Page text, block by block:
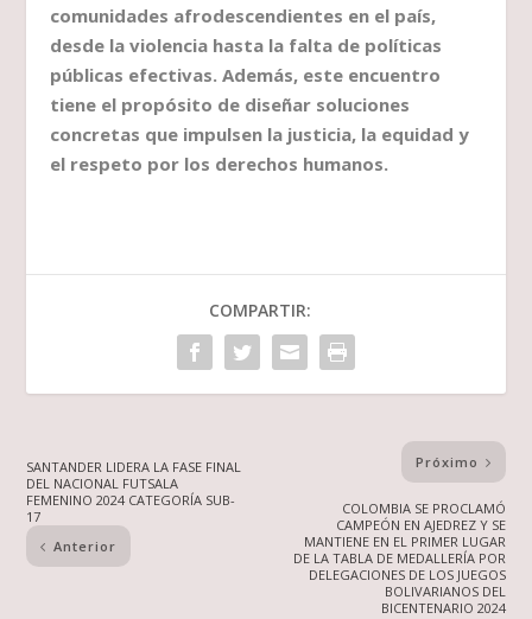
comunidades afrodescendientes en el país,
desde la violencia hasta la falta de políticas
públicas efectivas. Además, este encuentro
tiene el propósito de diseñar soluciones
concretas que impulsen la justicia, la equidad y
el respeto por los derechos humanos.
COMPARTIR:
SANTANDER LIDERA LA FASE FINAL
DEL NACIONAL FUTSALA
FEMENINO 2024 CATEGORÍA SUB-
17
Anterior
Próximo
COLOMBIA SE PROCLAMÓ
CAMPEÓN EN AJEDREZ Y SE
MANTIENE EN EL PRIMER LUGAR
DE LA TABLA DE MEDALLERÍA POR
DELEGACIONES DE LOS JUEGOS
BOLIVARIANOS DEL
BICENTENARIO 2024